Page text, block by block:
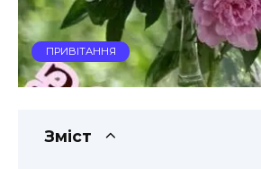
ПРИВІТАННЯ
Зміст